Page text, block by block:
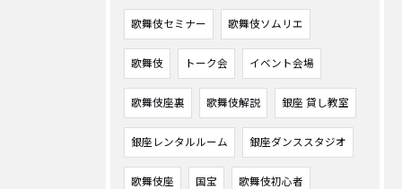
歌舞伎セミナー 歌舞伎ソムリエ
歌舞伎 トーク会 イベント会場
歌舞伎座裏 歌舞伎解説 銀座 貸し教室
銀座レンタルルーム 銀座ダンススタジオ
歌舞伎座 国宝 歌舞伎初心者